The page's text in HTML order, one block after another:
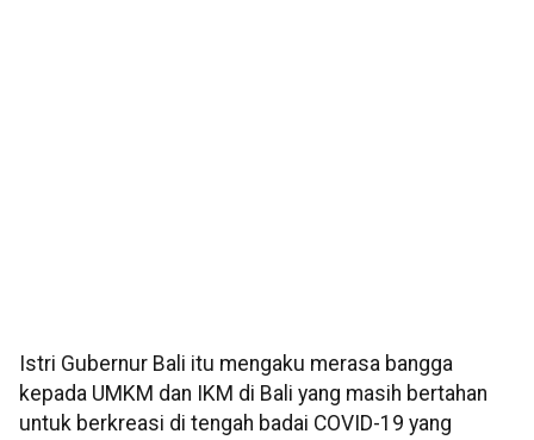
Istri Gubernur Bali itu mengaku merasa bangga
kepada UMKM dan IKM di Bali yang masih bertahan
untuk berkreasi di tengah badai COVID-19 yang